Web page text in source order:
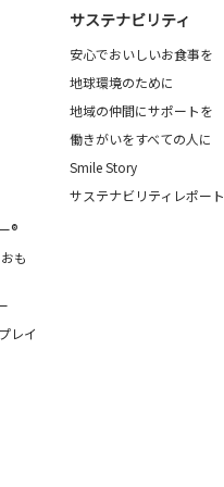
®
も
レイ
サステナビリティ
安心でおいしいお食事を
地球環境のために
地域の仲間にサポートを
働きがいをすべての人に
Smile Story
サステナビリティレポート